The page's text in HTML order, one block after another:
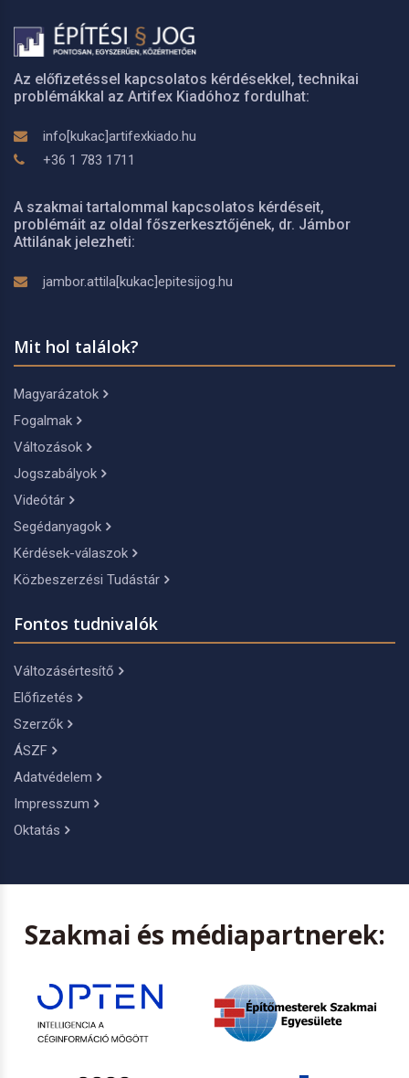
Az előfizetéssel kapcsolatos kérdésekkel, technikai
problémákkal az Artifex Kiadóhoz fordulhat:
info[kukac]artifexkiado.hu
+36 1 783 1711
A szakmai tartalommal kapcsolatos kérdéseit,
problémáit az oldal főszerkesztőjének, dr. Jámbor
Attilának jelezheti:
jambor.attila[kukac]epitesijog.hu
Mit hol találok?
Magyarázatok
Fogalmak
Változások
Jogszabályok
Videótár
Segédanyagok
Kérdések-válaszok
Közbeszerzési Tudástár
Fontos tudnivalók
Változásértesítő
Előfizetés
Szerzők
ÁSZF
Adatvédelem
Impresszum
Oktatás
Szakmai és médiapartnerek: